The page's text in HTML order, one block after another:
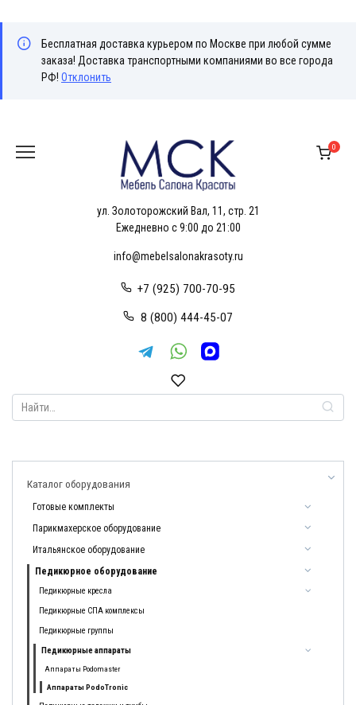
Бесплатная доставка курьером по Москве при любой сумме
заказа! Доставка транспортными компаниями во все города
РФ! Отклонить
содержанию
ул. Золоторожский Вал, 11, стр. 21
Ежедневно с 9:00 до 21:00
info@mebelsalonakrasoty.ru
+7 (925) 700-70-95
8 (800) 444-45-07
0
Search
for:
Каталог оборудования
Готовые комплекты
Парикмахерское оборудование
Итальянское оборудование
Педикюрное оборудование
Педикюрные кресла
Педикюрные СПА комплексы
Педикюрные группы
Педикюрные аппараты
Аппараты Podomaster
Аппараты PodoTronic